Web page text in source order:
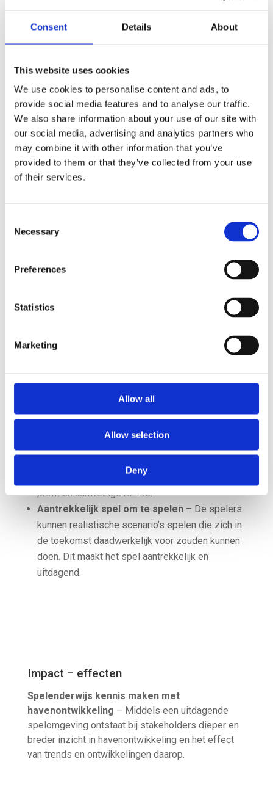
Consent Details About
This website uses cookies
We use cookies to personalise content and ads, to
provide social media features and to analyse our traffic.
We also share information about your use of our site with
our social media, advertising and analytics partners who
may combine it with other information that you’ve
provided to them or that they’ve collected from your use
of their services.
Selection
Necessary
Preferences
Statistics
Marketing
Allow all
Allow selection
Deny
havenontwikkeling te verdiepen én te verbreden.
gespeeld worden.
Expertise– Het spel kan door het Havenbedrijf
worden ingezet voor het tonen van de eigen
expertise in havenontwikkeling. Het spel is een
tool in de profilering van het internationale
consultancy aanbod ten behoeve van
ontwikkeling van havens elders.
Arbeidsmarktcommunicatie
Realistische spelinhoud bouwen
moeten realistische scenario’s ingebouwd
worden op het gebied van automatisering,
ten aanzien van de drie p’s van people, planet en
profit en aanwezige ruimte.
Aantrekkelijk spel om te spelen– De spelers
kunnen realistische scenario’s spelen die zich in
de toekomst daadwerkelijk voor zouden kunnen
doen. Dit maakt het spel aantrekkelijk en
uitdagend.
Impact – effecten
Spelenderwijs kennis maken met
havenontwikkeling – Middels een uitdagende
spelomgeving ontstaat bij stakeholders dieper en
breder inzicht in havenontwikkeling en het effect
van trends en ontwikkelingen daarop.